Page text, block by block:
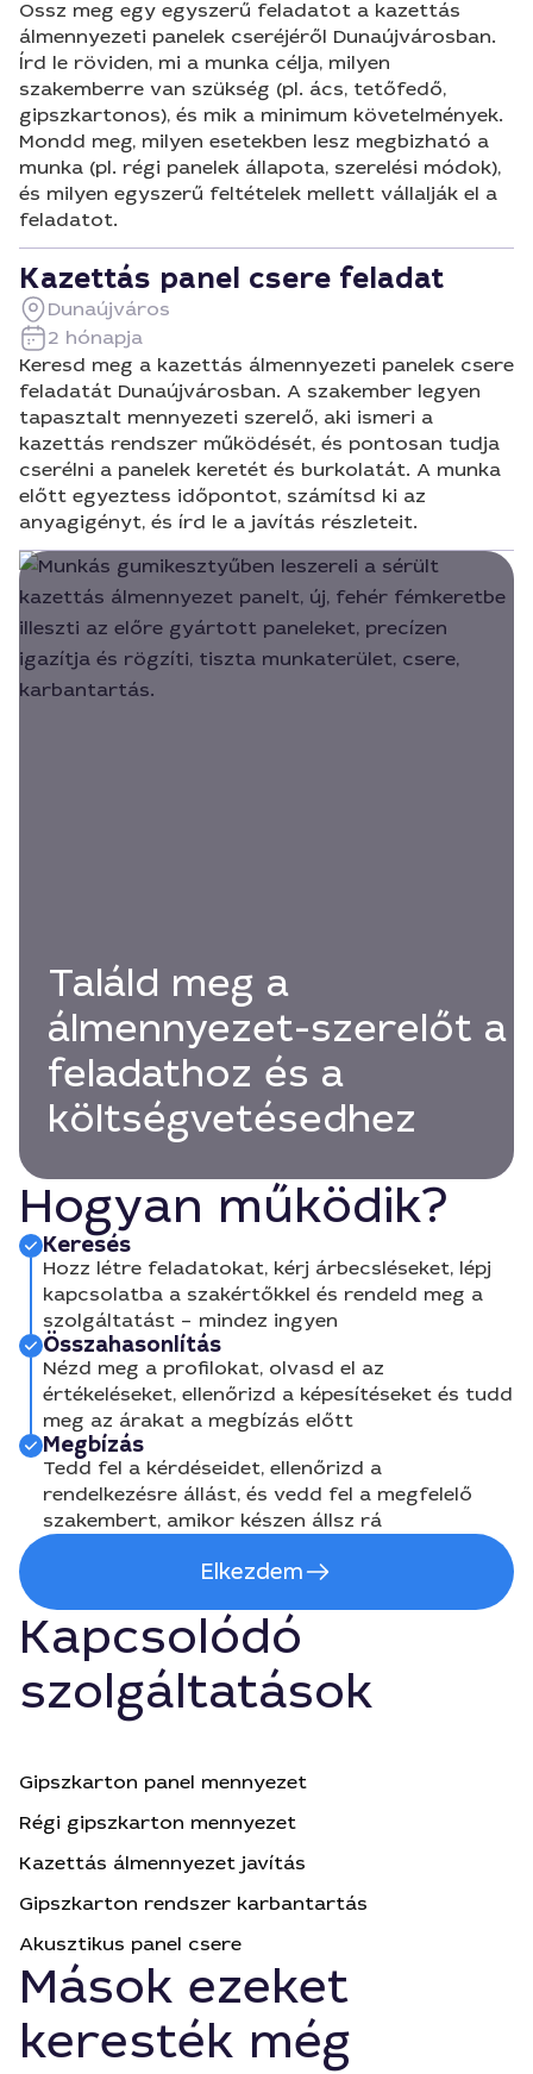
Ossz meg egy egyszerű feladatot a kazettás
álmennyezeti panelek cseréjéről Dunaújvárosban.
Írd le röviden, mi a munka célja, milyen
szakemberre van szükség (pl. ács, tetőfedő,
gipszkartonos), és mik a minimum követelmények.
Mondd meg, milyen esetekben lesz megbizható a
munka (pl. régi panelek állapota, szerelési módok),
és milyen egyszerű feltételek mellett vállalják el a
feladatot.
Kazettás panel csere feladat
Dunaújváros
2 hónapja
Keresd meg a kazettás álmennyezeti panelek csere
feladatát Dunaújvárosban. A szakember legyen
tapasztalt mennyezeti szerelő, aki ismeri a
kazettás rendszer működését, és pontosan tudja
cserélni a panelek keretét és burkolatát. A munka
előtt egyeztess időpontot, számítsd ki az
anyagigényt, és írd le a javítás részleteit.
Találd meg a
álmennyezet-szerelőt a
feladathoz és a
költségvetésedhez
Hogyan működik?
Keresés
Hozz létre feladatokat, kérj árbecsléseket, lépj
kapcsolatba a szakértőkkel és rendeld meg a
szolgáltatást – mindez ingyen
Összahasonlítás
Nézd meg a profilokat, olvasd el az
értékeléseket, ellenőrizd a képesítéseket és tudd
meg az árakat a megbízás előtt
Megbízás
Tedd fel a kérdéseidet, ellenőrizd a
rendelkezésre állást, és vedd fel a megfelelő
szakembert, amikor készen állsz rá
Elkezdem
Kapcsolódó
szolgáltatások
Gipszkarton panel mennyezet
Régi gipszkarton mennyezet
Kazettás álmennyezet javítás
Gipszkarton rendszer karbantartás
Akusztikus panel csere
Mások ezeket
keresték még